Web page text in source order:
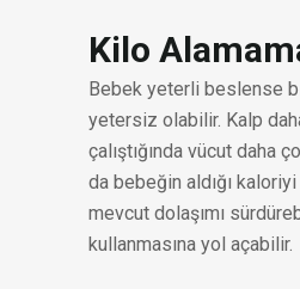
Kilo
Bebek yeterli beslense
yetersiz olabilir. Kalp
çalıştığında vücut daha
da bebeğin aldığı
mevcut dolaşımı
kullanmasına yol açabilir.